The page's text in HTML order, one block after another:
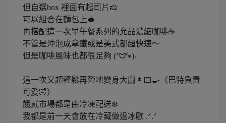
但自選box 裡面有起司片🧀
可以組合在麵包上🥪
再搭配這一次早午餐系列的允品濃縮咖啡☕️
不管是沖泡成拿鐵或是美式都超快速～
但是咖啡風味也都很足夠 (ᕑᗢᓫ∗)˒
這一次又超輕鬆再營地變身大廚👩🏻‍🍳（巴特負責
可愛🤣）
餓貳市場都是由冷凍配送❄️
我都是前一天會放在冷藏做退冰歐 .ᐟ‪‪.ᐟ